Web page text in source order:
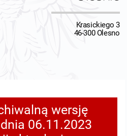
Krasickiego 3
46-300 Olesno
wersję
06.11.2023